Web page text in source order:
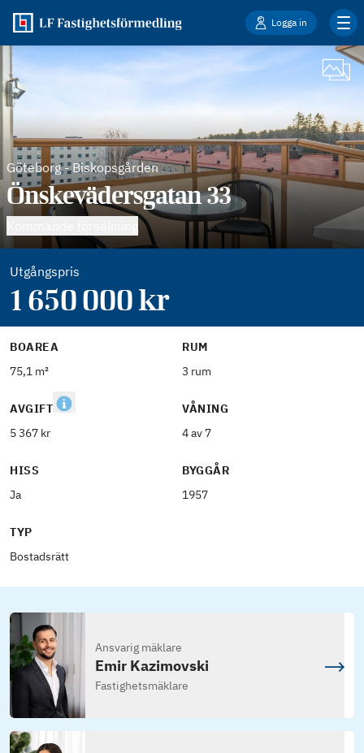
Logga in
Göteborg-Biskopsgården
Önskevädersgatan 33
Utgångspris
1 650 000kr
BOAREA
75,1 m²
RUM
3 rum
AVGIFT
5 367 kr
VÅNING
4 av 7
HISS
Ja
BYGGÅR
1957
TYP
Bostadsrätt
Ansvarig mäklare
Emir Kazimovski
Fastighetsmäklare